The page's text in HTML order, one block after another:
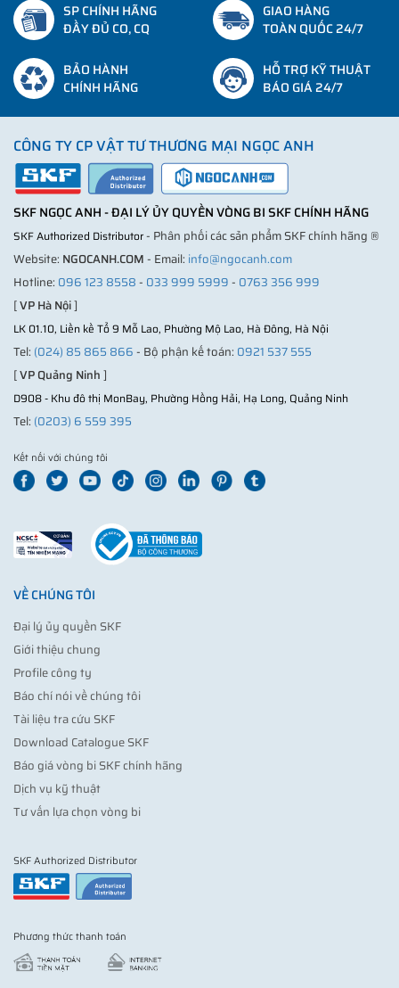
SP CHÍNH HÃNG
ĐẦY ĐỦ CO, CQ
GIAO HÀNG
TOÀN QUỐC 24/7
BẢO HÀNH
CHÍNH HÃNG
HỖ TRỢ KỸ THUẬT
BÁO GIÁ 24/7
CÔNG TY CP VẬT TƯ THƯƠNG MẠI NGỌC ANH
SKF NGỌC ANH - ĐẠI LÝ ỦY QUYỀN VÒNG BI SKF CHÍNH HÃNG
SKF Authorized Distributor- Phân phối các sản phẩm SKF chính hãng ®
Website: NGOCANH.COM- Email: info@ngocanh.com
Hotline: 096 123 8558- 033 999 5999- 0763 356 999
[VP Hà Nội]
LK 01.10, Liền kề Tổ 9 Mỗ Lao, Phường Mộ Lao, Hà Đông, Hà Nội
Tel: (024) 85 865 866- Bộ phận kế toán: 0921 537 555
[VP Quảng Ninh]
D908 - Khu đô thị MonBay, Phường Hồng Hải, Hạ Long, Quảng Ninh
Tel: (0203) 6 559 395
Kết nối với chúng tôi
VỀ CHÚNG TÔI
Đại lý ủy quyền SKF
Giới thiệu chung
Profile công ty
Báo chí nói về chúng tôi
Tài liệu tra cứu SKF
Download Catalogue SKF
Báo giá vòng bi SKF chính hãng
Dịch vụ kỹ thuật
Tư vấn lựa chọn vòng bi
SKF Authorized Distributor
Phương thức thanh toán